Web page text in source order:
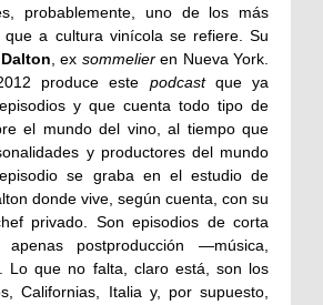
probablemente, uno de los más
que a cultura vinícola se refiere. Su
, ex sommelieren Nueva York.
produce este podcastque ya
y que cuenta todo tipo de
el mundo del vino, al tiempo que
y productores del mundo
se graba en el estudio de
donde vive, según cuenta, con su
privado. Son episodios de corta
postproducción —música,
Lo que no falta, claro está, son los
Californias, Italia y, por supuesto,